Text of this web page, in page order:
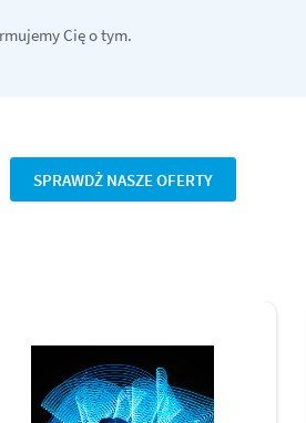
Cię o tym.
SPRAWDŻ NASZE OFERTY